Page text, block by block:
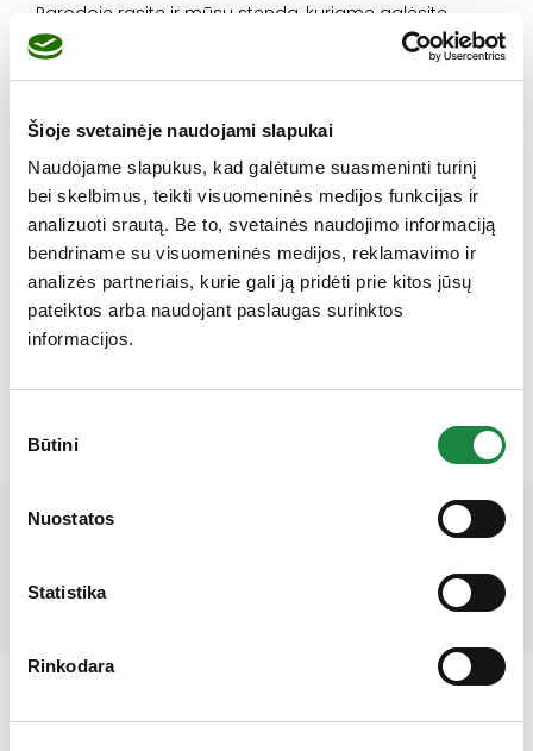
Šioje svetainėje naudojami slapukai
Naudojame slapukus, kad galėtume suasmeninti turinį
bei skelbimus, teikti visuomeninės medijos funkcijas ir
analizuoti srautą. Be to, svetainės naudojimo informaciją
bendriname su visuomeninės medijos, reklamavimo ir
analizės partneriais, kurie gali ją pridėti prie kitos jūsų
pateiktos arba naudojant paslaugas surinktos
informacijos.
pasirinkimas
Būtini
Nuostatos
Statistika
Rinkodara
Parodoje rasite ir mūsų stendą, kuriame galėsite
įsigyti mūsų gaminamų maisto papildų geriausiomis
kainomis. Stendo numeris B2.9
ANKSTESNIS
Ekskursija Slim4fun
projekto dalyviams
KITAS
Dalyvaujame
parodoje Toronte
Gauk 10% nuolaidą!